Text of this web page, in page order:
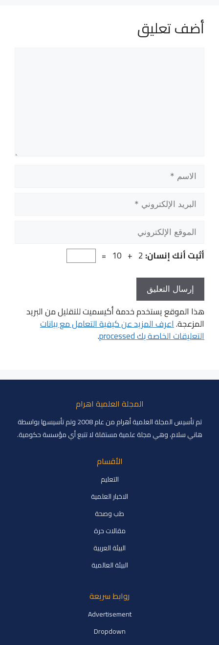
أضف تعليق
الاسم
البريد
الإلكتروني
الموقع
الإلكتروني
أثبت أنك إنسان: 2 + 10 =
هذا الموقع يستخدم خدمة أكيسميت للتقليل من البريد
المزعجة.اعرف المزيد عن كيفية التعامل مع بيانات
التعليقات الخاصة بك processed .
المجلة العلمية اهرام
تم تأسيس المجلة العلمية أهرام من عام 2008 وتم تأسيسها بواسطة
هاني سلام، وهي مجلة علمية مستقلة لا تتبع أي مؤسسة حكومية.
الأقسام
التعليم
الاخبار العلمية
طب وصحة
مقالات حرة
البيئة العربية
البيئة العالمية
روابط سريعة
Advertisement
Dropdown